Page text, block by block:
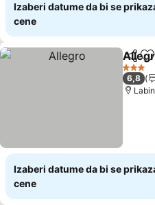
Izaberi datume da bi se
cene
Deli
3
6,8
Izaberi datume da bi se
cene